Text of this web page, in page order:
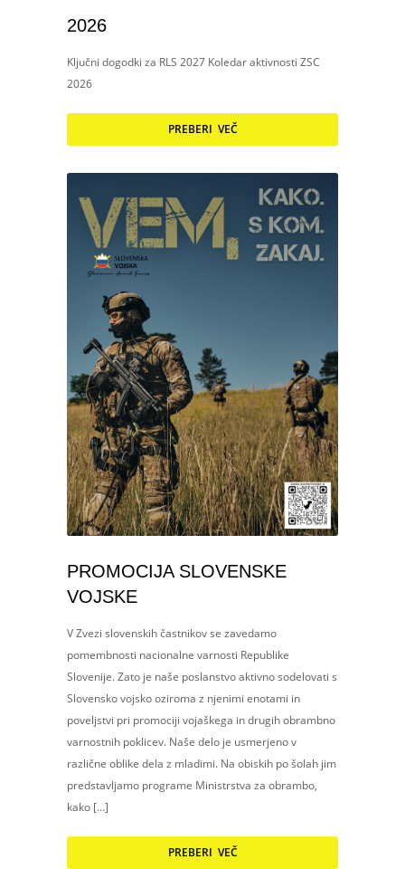
2026
Ključni dogodki za RLS 2027 Koledar aktivnosti ZSC
2026
PREBERI VEČ
PROMOCIJA SLOVENSKE
VOJSKE
V Zvezi slovenskih častnikov se zavedamo
pomembnosti nacionalne varnosti Republike
Slovenije. Zato je naše poslanstvo aktivno sodelovati s
Slovensko vojsko oziroma z njenimi enotami in
poveljstvi pri promociji vojaškega in drugih obrambno
varnostnih poklicev. Naše delo je usmerjeno v
različne oblike dela z mladimi. Na obiskih po šolah jim
predstavljamo programe Ministrstva za obrambo,
kako […]
PREBERI VEČ